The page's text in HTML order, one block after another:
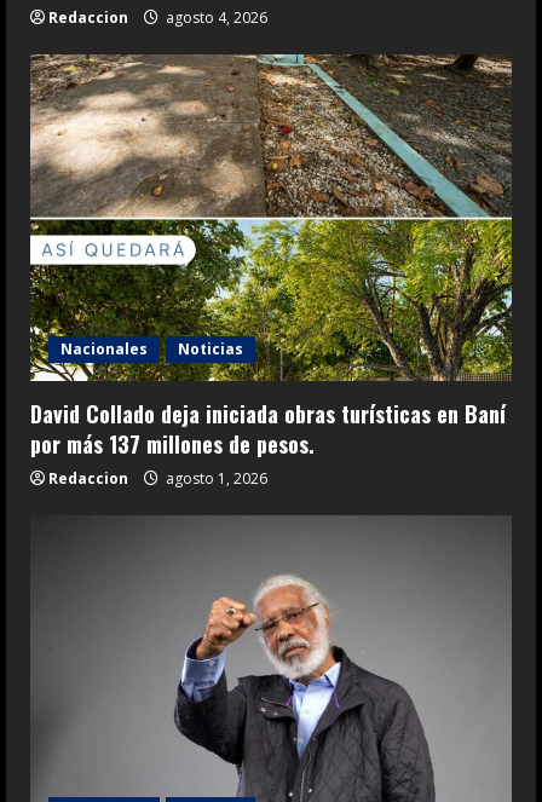
Redaccion agosto 4, 2026
Nacionales Noticias
David Collado deja iniciada obras turísticas en Baní
por más 137 millones de pesos.
Redaccion agosto 1, 2026